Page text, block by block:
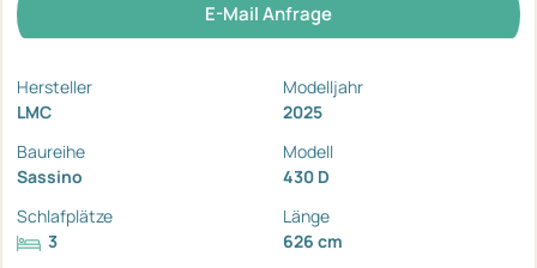
E-Mail Anfrage
Hersteller
LMC
Modelljahr
2025
Baureihe
Sassino
Modell
430 D
Schlafplätze
3
Länge
626 cm